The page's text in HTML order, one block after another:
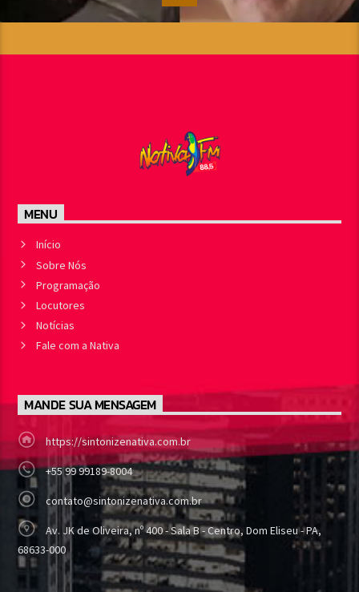
MENU
Início
Sobre Nós
Programação
Locutores
Notícias
Fale com a Nativa
MANDE SUA MENSAGEM
https://sintonizenativa.com.br
+55 99 99189-8004
contato@sintonizenativa.com.br
Av. JK de Oliveira, nº 400 - Sala B - Centro, Dom Eliseu - PA,
68633-000